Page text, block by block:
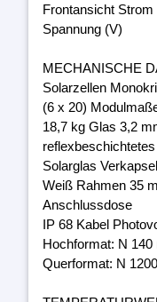
Frontansicht
Spannung (V)
MECHANISCHE
Solarzellen
(6 x 20)
18,7 kg Glas 3,2
Solarglas
Weiß Rahmen 35
Anschlussdose
IP 68 Kabel
Hochformat: N
Querformat: N